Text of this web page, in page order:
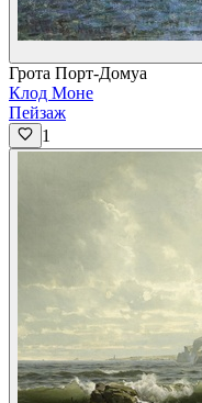
Грота Порт-Домуа
Клод Моне
Пейзаж
1